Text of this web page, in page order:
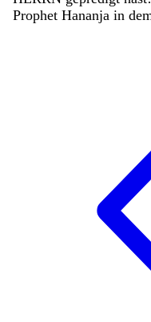
Prophet Hananja in